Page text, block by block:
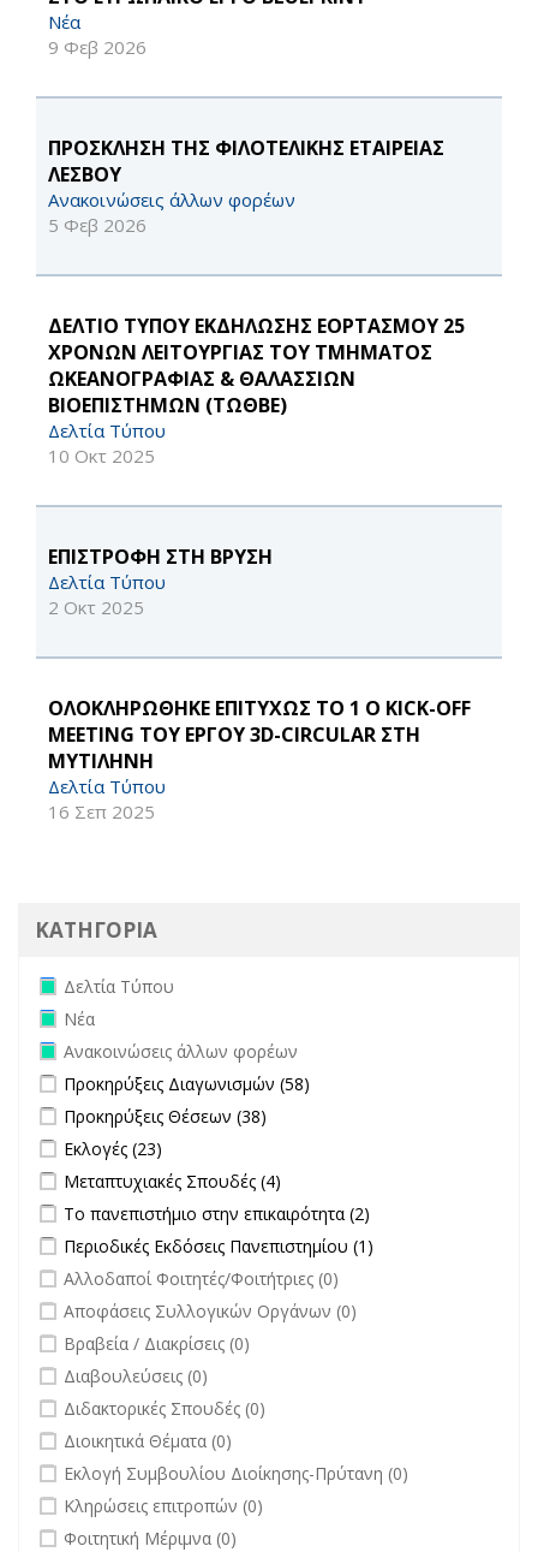
Νέα
9 Φεβ 2026
ΠΡΟΣΚΛΗΣΗ ΤΗΣ ΦΙΛΟΤΕΛΙΚΗΣ ΕΤΑΙΡΕΙΑΣ
ΛΕΣΒΟΥ
Ανακοινώσεις άλλων φορέων
5 Φεβ 2026
ΔΕΛΤΙΟ ΤΥΠΟΥ ΕΚΔΗΛΩΣΗΣ ΕΟΡΤΑΣΜΟΥ 25
ΧΡΟΝΩΝ ΛΕΙΤΟΥΡΓΙΑΣ ΤΟΥ ΤΜΗΜΑΤΟΣ
ΩΚΕΑΝΟΓΡΑΦΙΑΣ & ΘΑΛΑΣΣΙΩΝ
ΒΙΟΕΠΙΣΤΗΜΩΝ (ΤΩΘΒΕ)
Δελτία Τύπου
10 Οκτ 2025
ΕΠΙΣΤΡΟΦΗ ΣΤΗ ΒΡΥΣΗ
Δελτία Τύπου
2 Οκτ 2025
ΟΛΟΚΛΗΡΩΘΗΚΕ ΕΠΙΤΥΧΩΣ ΤΟ 1 Ο KICK-OFF
MEETING ΤΟΥ ΕΡΓΟΥ 3D-CIRCULAR ΣΤΗ
ΜΥΤΙΛΗΝΗ
Δελτία Τύπου
16 Σεπ 2025
ΚΑΤΗΓΟΡΙΑ
Remove Δελτία Τύπου filter
Δελτία Τύπου
Remove Νέα filter
Νέα
Remove Ανακοινώσεις άλλων φορέων filter
Ανακοινώσεις άλλων φορέων
Apply Προκηρύξεις Διαγωνισμών filter
Προκηρύξεις Διαγωνισμών (58)
Apply Προκηρύξεις Θέσεων filter
Προκηρύξεις Θέσεων (38)
Apply Εκλογές filter
Εκλογές (23)
Apply Μεταπτυχιακές Σπουδές filter
Μεταπτυχιακές Σπουδές (4)
Apply Το πανεπιστήμιο στην επικαιρότητα filter
Το πανεπιστήμιο στην επικαιρότητα (2)
επικαιρότητα filter
Apply Περιοδικές Εκδόσεις Πανεπιστημίου filter
Περιοδικές Εκδόσεις Πανεπιστημίου (1)
undefined
Αλλοδαποί Φοιτητές/Φοιτήτριες (0)
undefined
Αποφάσεις Συλλογικών Οργάνων (0)
undefined
Βραβεία / Διακρίσεις (0)
undefined
Διαβουλεύσεις (0)
undefined
Διδακτορικές Σπουδές (0)
undefined
Διοικητικά Θέματα (0)
undefined
Εκλογή Συμβουλίου Διοίκησης-Πρύτανη (0)
undefined
Κληρώσεις επιτροπών (0)
undefined
Φοιτητική Μέριμνα (0)